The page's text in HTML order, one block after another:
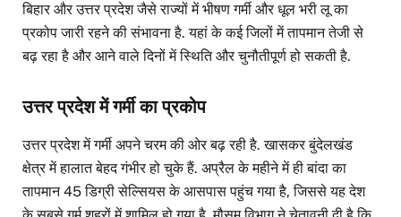
बिहार और उत्तर प्रदेश जैसे राज्यों में भीषण गर्मी और धूल भरी लू का
प्रकोप जारी रहने की संभावना है. यहां के कई जिलों में तापमान तेजी से
बढ़ रहा है और आने वाले दिनों में स्थिति और चुनौतीपूर्ण हो सकती है.
उत्तर प्रदेश में गर्मी का प्रकोप
उत्तर प्रदेश में गर्मी अपने चरम की ओर बढ़ रही है. खासकर बुंदेलखंड
क्षेत्र में हालात बेहद गंभीर हो चुके हैं. अप्रैल के महीने में ही बांदा का
तापमान 45 डिग्री सेल्सियस के आसपास पहुंच गया है, जिससे यह देश